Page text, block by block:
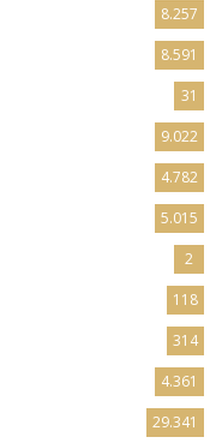
8.257
8.591
31
9.022
4.782
5.015
2
118
314
4.361
29.341